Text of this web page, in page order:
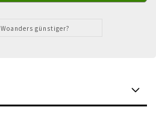
Woanders günstiger?